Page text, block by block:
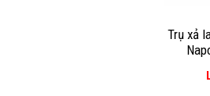
Trụ xả